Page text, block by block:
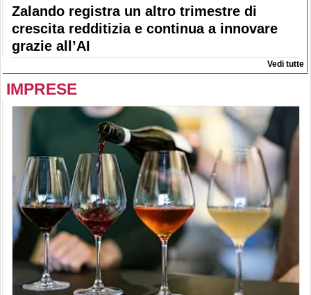
Zalando registra un altro trimestre di
crescita redditizia e continua a innovare
grazie all’AI
Vedi tutte
IMPRESE